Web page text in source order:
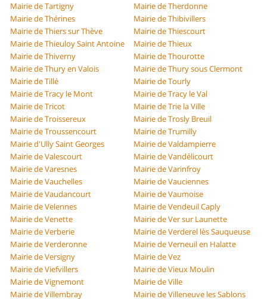
Mairie de Tartigny
Mairie de Therdonne
Mairie de Thérines
Mairie de Thibivillers
Mairie de Thiers sur Thève
Mairie de Thiescourt
Mairie de Thieuloy Saint Antoine
Mairie de Thieux
Mairie de Thiverny
Mairie de Thourotte
Mairie de Thury en Valois
Mairie de Thury sous Clermont
Mairie de Tillé
Mairie de Tourly
Mairie de Tracy le Mont
Mairie de Tracy le Val
Mairie de Tricot
Mairie de Trie la Ville
Mairie de Troissereux
Mairie de Trosly Breuil
Mairie de Troussencourt
Mairie de Trumilly
Mairie d'Ully Saint Georges
Mairie de Valdampierre
Mairie de Valescourt
Mairie de Vandélicourt
Mairie de Varesnes
Mairie de Varinfroy
Mairie de Vauchelles
Mairie de Vauciennes
Mairie de Vaudancourt
Mairie de Vaumoise
Mairie de Velennes
Mairie de Vendeuil Caply
Mairie de Venette
Mairie de Ver sur Launette
Mairie de Verberie
Mairie de Verderel lès Sauqueuse
Mairie de Verderonne
Mairie de Verneuil en Halatte
Mairie de Versigny
Mairie de Vez
Mairie de Viefvillers
Mairie de Vieux Moulin
Mairie de Vignemont
Mairie de Ville
Mairie de Villembray
Mairie de Villeneuve les Sablons